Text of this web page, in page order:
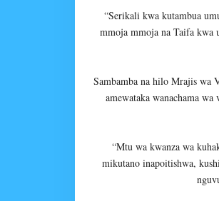
“Serikali kwa kutambua
mmoja mmoja na Taifa kwa
Sambamba na hilo Mrajis wa
amewataka wanachama
“Mtu wa kwanza wa
mikutano inapoitishwa,